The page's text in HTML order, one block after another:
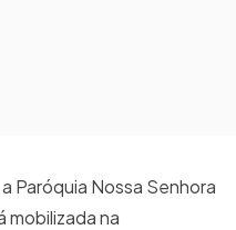
Paróquia Nossa Senhora
na